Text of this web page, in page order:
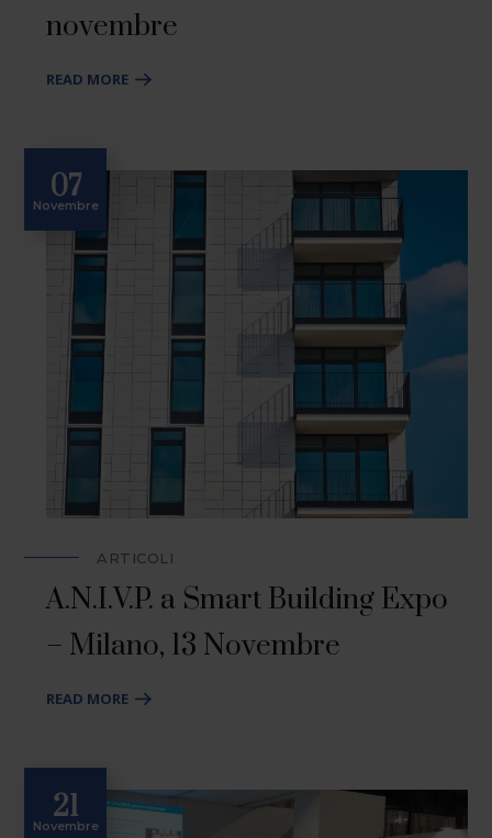
novembre
READ MORE
07
Novembre
ARTICOLI
A.N.I.V.P. a Smart Building Expo
– Milano, 13 Novembre
READ MORE
21
Novembre